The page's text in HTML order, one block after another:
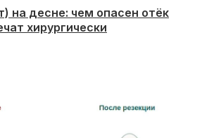
на десне: чем опасен отёк
хирургически